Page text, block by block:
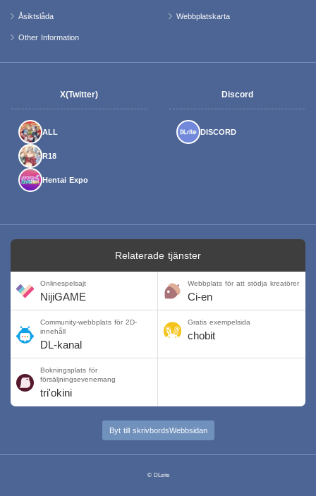
Åsiktslåda Webbplatskarta
Other Information
X(Twitter)
ALL
R18
Hentai Expo
Discord
DISCORD
Relaterade tjänster
Onlinespelsajt
NijiGAME
Webbplats för att stödja kreatörer
Ci-en
Community-webbplats för 2D-
innehåll
DL-kanal
Gratis exempelsida
chobit
Bokningsplats för
försäljningsevenemang
tri'okini
Byt till skrivbordsWebbsidan
© DLsite